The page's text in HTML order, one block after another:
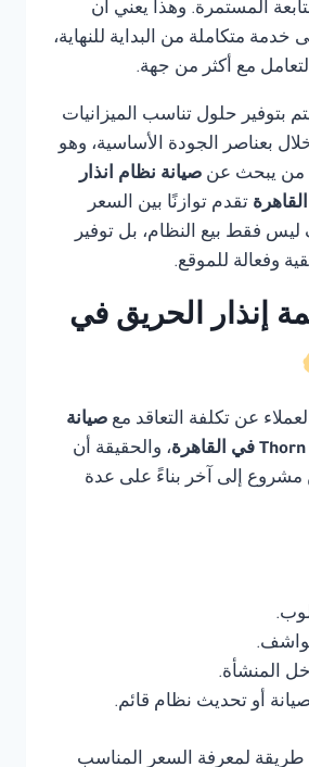
المستمرة. وهذا يعني أن
متكاملة من البداية للنهاية،
مع أكثر من جهة.
بتوفير حلول تناسب الميزانيات
بعناصر الجودة الأساسية، وهو
من يبحث عن صيانة نظام انذار
تقدم توازنًا بين السعر
ليس فقط بيع النظام، بل توفير
وفعالة للموقع.
إنذار الحريق في
عن تكلفة التعاقد مع صيانة
، والحقيقة أن
إلى آخر بناءً على عدة
المنشأة.
أو تحديث نظام قائم.
لمعرفة السعر المناسب